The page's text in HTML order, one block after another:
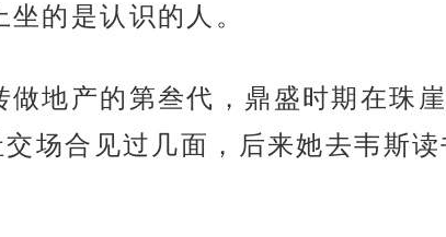
的是认识的人。
地产的第叁代，鼎盛时期在珠
场合见过几面，后来她去韦斯